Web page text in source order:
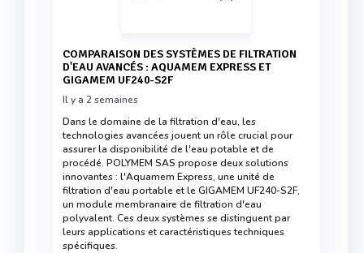
COMPARAISON DES SYSTÈMES DE FILTRATION
D'EAU AVANCÉS : AQUAMEM EXPRESS ET
GIGAMEM UF240-S2F
Il y a 2 semaines
Dans le domaine de la filtration d'eau, les
technologies avancées jouent un rôle crucial pour
assurer la disponibilité de l'eau potable et de
procédé. POLYMEM SAS propose deux solutions
innovantes : l'Aquamem Express, une unité de
filtration d'eau portable et le GIGAMEM UF240-S2F,
un module membranaire de filtration d'eau
polyvalent. Ces deux systèmes se distinguent par
leurs applications et caractéristiques techniques
spécifiques.